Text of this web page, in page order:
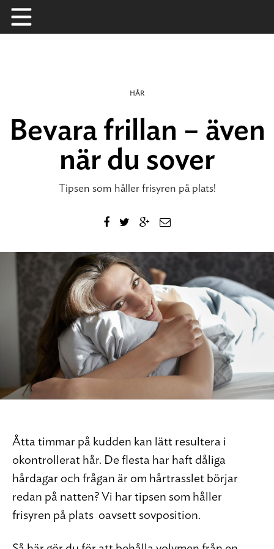
Skip
to
HÅR
Bevara frillan – även
när du sover
Tipsen som håller frisyren på plats!
Åtta timmar på kudden kan lätt resultera i
okontrollerat hår. De flesta har haft dåliga
hårdagar och frågan är om hårtrasslet börjar
redan på natten? Vi har tipsen som håller
frisyren på plats  oavsett sovposition.